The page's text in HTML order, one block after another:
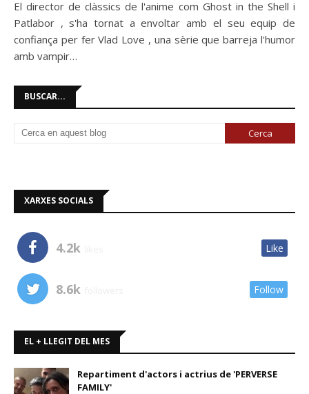
El director de clàssics de l'anime com Ghost in the Shell i
Patlabor , s'ha tornat a envoltar amb el seu equip de
confiança per fer Vlad Love , una sèrie que barreja l'humor
amb vampir…
BUSCAR...
XARXES SOCIALS
4.2k Like
8.6k Follow
EL + LLEGIT DEL MES
Repartiment d'actors i actrius de 'PERVERSE
FAMILY'